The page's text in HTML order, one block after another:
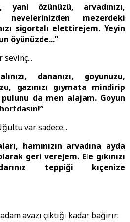
özünüzü, arvadınızı,
nevelerinizden mezerdeki
sigortalı elettirejem. Yeyin
öyünüzde...”
dananızı, goyunuzu,
gazınızı gıymata mindirip
pulunu da men alajam. Goyun
var sadece...
hamınızın arvadına ayda
geri verejem. Ele gıkınızı
teppiği kıçenize
avazı çıktığı kadar bağırır: